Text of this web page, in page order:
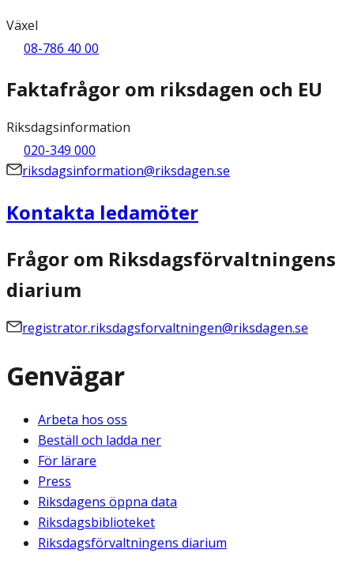
Växel
08-786 40 00
Faktafrågor om riksdagen och EU
Riksdagsinformation
020-349 000
riksdagsinformation@riksdagen.se
Kontakta ledamöter
Frågor om Riksdagsförvaltningens
diarium
registrator.riksdagsforvaltningen@riksdagen.se
Genvägar
Arbeta hos oss
Beställ och ladda ner
För lärare
Press
Riksdagens öppna data
Riksdagsbiblioteket
Riksdagsförvaltningens diarium